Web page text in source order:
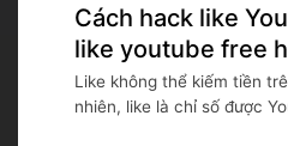
Cách hack like
like youtube free
Like không thể kiếm tiền
nhiên, like là chỉ số được